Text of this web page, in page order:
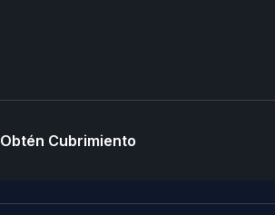
Obtén Cubrimiento